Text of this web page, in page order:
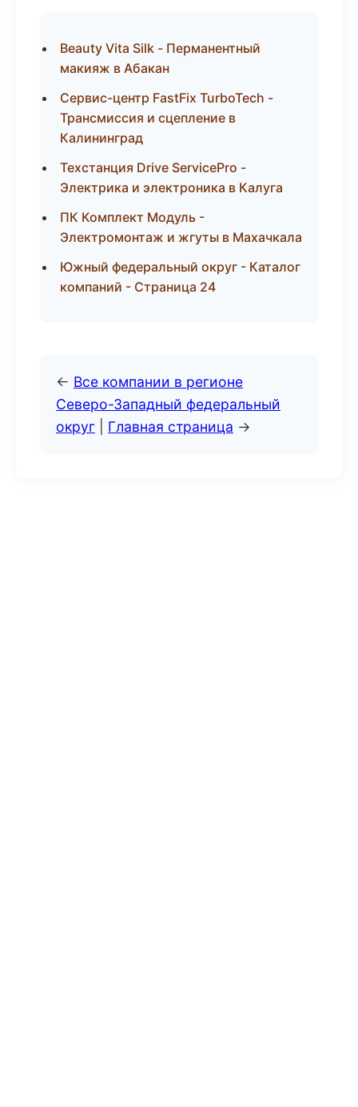
Beauty Vita Silk - Перманентный
макияж в Абакан
Сервис-центр FastFix TurboTech -
Трансмиссия и сцепление в
Калининград
Техстанция Drive ServicePro -
Электрика и электроника в Калуга
ПК Комплект Модуль -
Электромонтаж и жгуты в Махачкала
Южный федеральный округ - Каталог
компаний - Страница 24
← Все компании в регионе
Северо-Западный федеральный
округ
Главная страница →